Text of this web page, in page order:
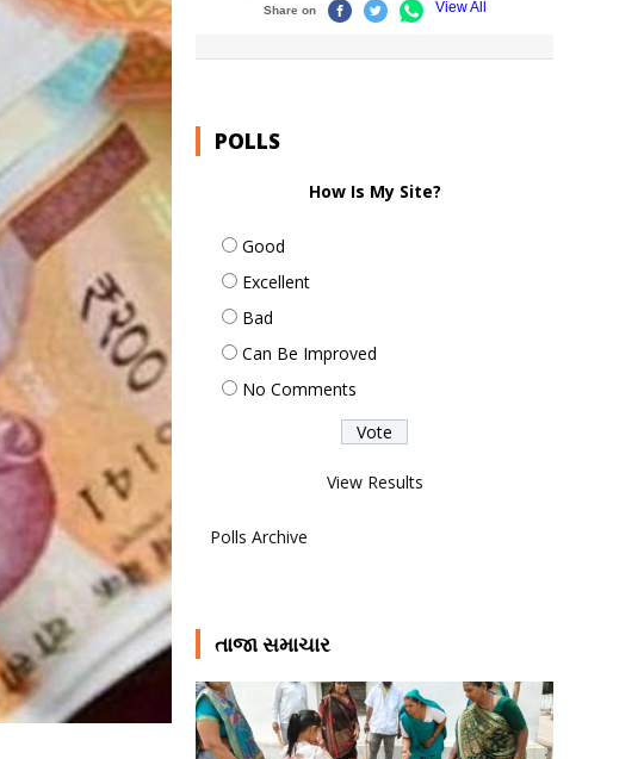
POLLS
How Is My Site?
Good
Excellent
Bad
Can Be Improved
No Comments
View Results
Polls Archive
તાજા સમાચાર